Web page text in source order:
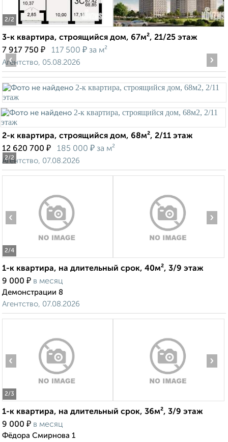
2/2
3-к квартира, строящийся дом, 67м², 21/25 этаж
7 917 750 ₽ 117 500 ₽ за м²
Агентство, 05.08.2026
2/2
‹ ›
2-к квартира, строящийся дом, 68м², 2/11 этаж
12 620 700 ₽ 185 000 ₽ за м²
Агентство, 07.08.2026
2/4
‹ ›
1-к квартира, на длительный срок, 40м², 3/9 этаж
9 000 ₽ в месяц
Демонстрации 8
Агентство, 07.08.2026
2/3
‹ ›
1-к квартира, на длительный срок, 36м², 3/9 этаж
9 000 ₽ в месяц
Фёдора Смирнова 1